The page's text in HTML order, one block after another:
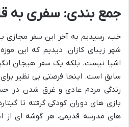
جمع بندی: سفری به
خب، رسیدیم به آخر این سفر مجازی
شهر زیبای کازان. دیدیم که این
اشیا نیست، بلکه یک سفر هیجان
سابق است. اینجا فرصتی بی نظیر
زندگی مردم عادی و غرق شدن در
بازی های دوران کودکی گرفته تا
های مدرسه قدیمی، هر گوشه ای از